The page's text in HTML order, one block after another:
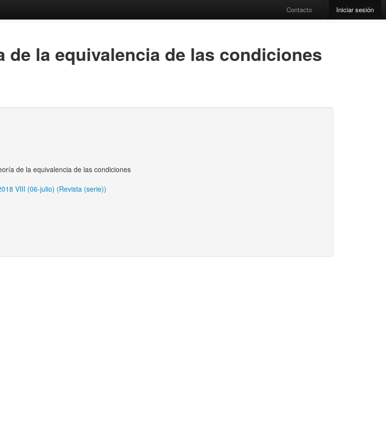
Contacto Iniciar sesión
de la equivalencia de las condiciones
de la equivalencia de las condiciones
VIII (06-julio) (Revista (serie))